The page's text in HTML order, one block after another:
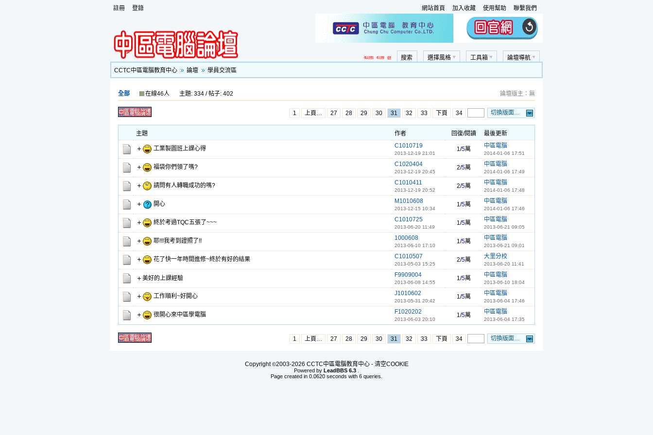
註冊 登錄 網站首頁 加入收藏 使用幫助 聯繫我們
論壇導航
工具箱
選擇風格
搜索
CCTC中區電腦教育中心
論壇 學員交流區
全部 在線46人 主題: 334 / 帖子: 402 論壇版主：無
切換版面…
1 上頁… 27 28 29 30 31 32 33 下頁 34
主題 作者 回復/閱讀 最後更新
工業製圖班上課心得 C1010719
2013-12-19 21:01
1/5萬 中區電腦
2014-01-06 17:51
福袋你們領了嗎? C1020404
2013-12-19 20:45
2/5萬 中區電腦
2014-01-06 17:49
請問有人轉職成功的嗎? C1010411
2013-12-19 20:52
2/5萬 中區電腦
2014-01-06 17:48
開心 M1010608
2013-12-15 10:34
1/5萬 中區電腦
2014-01-06 17:46
終於考過TQC五張了~~~ C1010725
2013-06-20 11:49
1/5萬 中區電腦
2013-06-21 09:05
耶!!!我考到證照了!! 1000608
2013-06-10 17:10
1/5萬 中區電腦
2013-06-21 09:01
花了快一年時間進修~終於有好的結果 C1010507
2013-05-03 15:25
2/5萬 大里分校
2013-06-20 11:41
美好的上課經驗 F9909004
2013-06-08 14:55
1/5萬 中區電腦
2013-06-10 18:04
工作順利~好開心 J1010602
2013-05-31 20:42
1/5萬 中區電腦
2013-06-04 17:46
很開心來中區學電腦 F1020202
2013-06-03 20:10
1/5萬 中區電腦
2013-06-04 17:35
切換版面…
1 上頁… 27 28 29 30 31 32 33 下頁 34
Copyright©2003-2026 CCTC中區電腦教育中心 - 清空COOKIE
Powered by LeadBBS 6.3
Page created in 0.0620 seconds with 6 queries.